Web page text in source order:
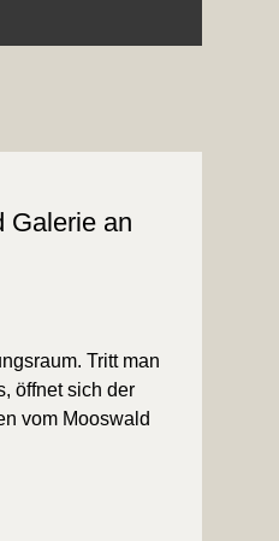
Galerie an